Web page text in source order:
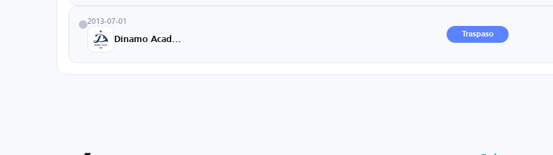
2013-07-01
Traspaso